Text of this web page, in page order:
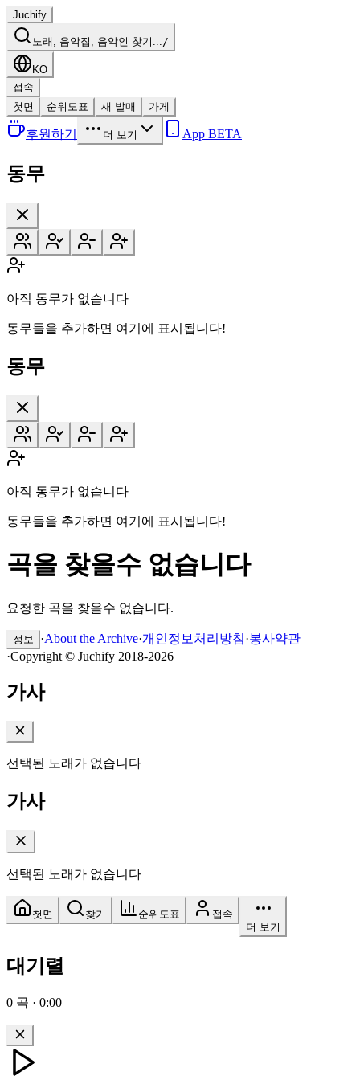
Juchify
노래, 음악집, 음악인 찾기.../
KO
접속
첫면
순위도표 새 발매 가게
후원하기 더 보기 App BETA
동무
아직 동무가 없습니다
동무들을 추가하면 여기에 표시됩니다!
동무
아직 동무가 없습니다
동무들을 추가하면 여기에 표시됩니다!
곡을 찾을수 없습니다
요청한 곡을 찾을수 없습니다.
정보 ·About the Archive·개인정보처리방침·봉사약관
·Copyright © Juchify 2018-2026
가사
선택된 노래가 없습니다
가사
선택된 노래가 없습니다
첫면 찾기 순위도표
접속
더 보기
대기렬
0 곡 · 0:00